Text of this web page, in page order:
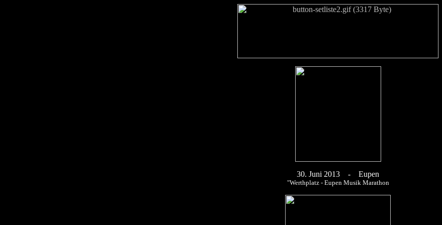
30. Juni 2013 - Eupen
"Werthplatz - Eupen Musik Marathon